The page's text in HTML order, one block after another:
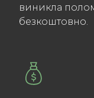
виникла
безкоштовно.